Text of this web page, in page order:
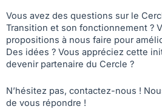
Vous avez des questions sur le
Transition et son fonctionnement ?
propositions à nous faire pour
Des idées ? Vous appréciez cette
devenir partenaire du Cercle ?
N’hésitez pas, contactez-nous !
de vous répondre !